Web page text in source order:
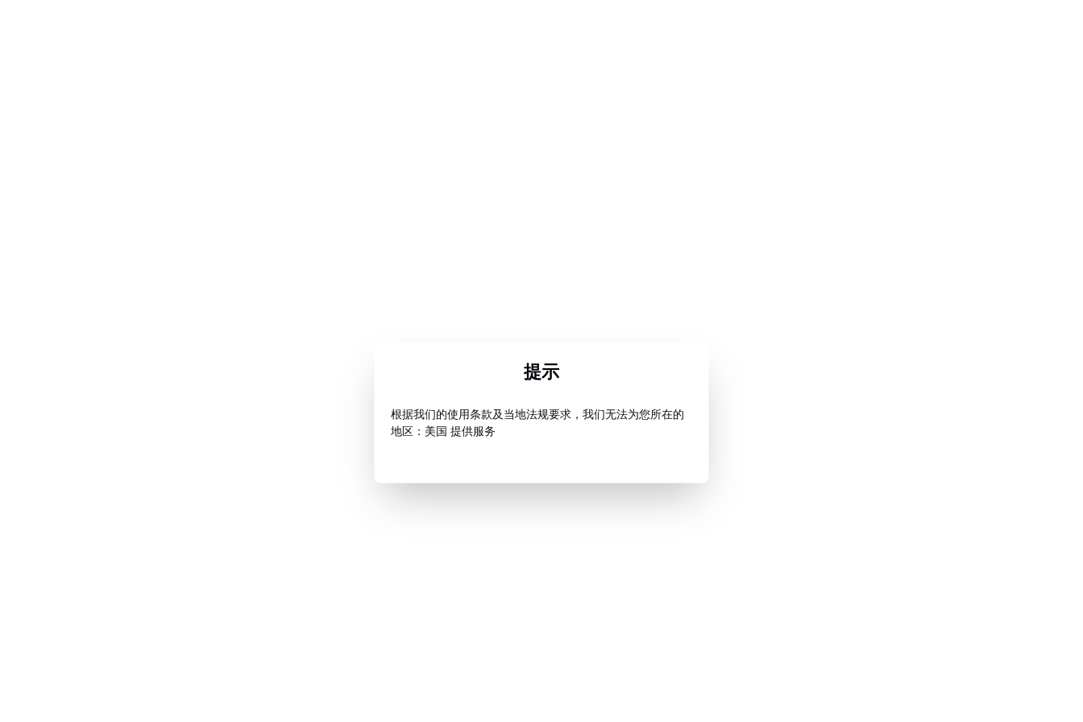
提示
根据我们的使用条款及当地法规要求，我们无法为您所在的
地区：美国 提供服务